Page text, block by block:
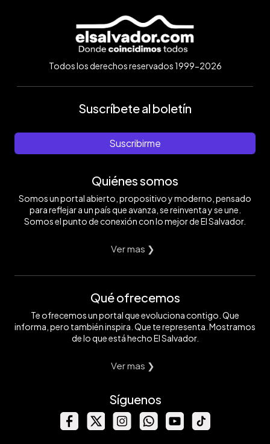
Todos los derechos reservados 1999-2026
Suscríbete al boletín
Suscribirme
Quiénes somos
Somos un portal abierto, propositivo y moderno, pensado
para reflejar a un país que avanza, se reinventa y se une.
Somos el punto de conexión con lo mejor de El Salvador.
Ver mas ❯
Qué ofrecemos
Te ofrecemos un portal que evoluciona contigo. Que
informa, pero también inspira. Que te representa. Mostramos
de lo que está hecho El Salvador.
Ver mas ❯
Síguenos